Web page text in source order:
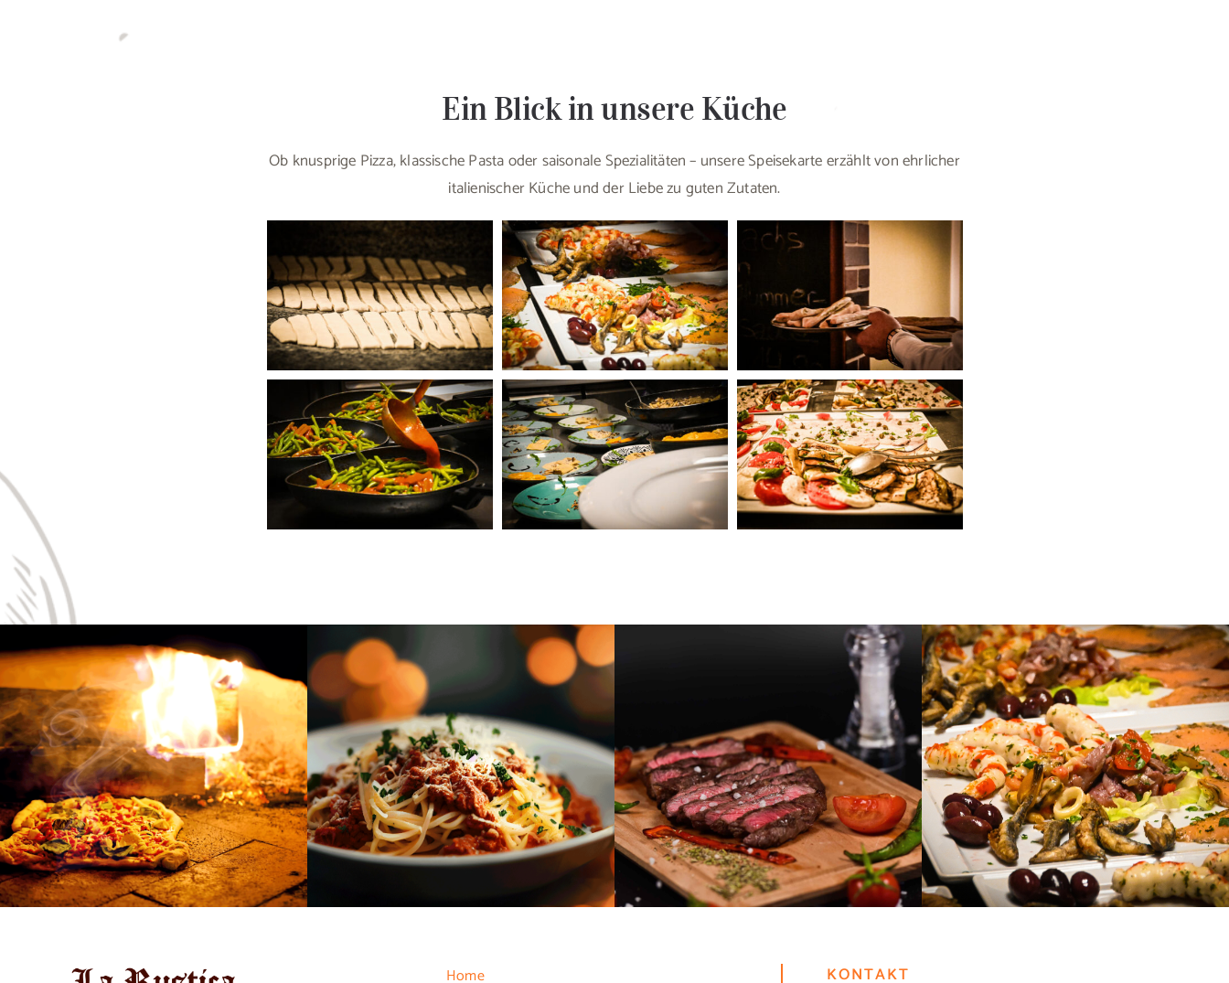
Ein Blick in unsere Küche
Ob knusprige Pizza, klassische Pasta oder saisonale Spezialitäten – unsere Speisekarte erzählt von ehrlicher
italienischer Küche und der Liebe zu guten Zutaten.
Pizza Pasta Fleischgerichte Fischgerichte
Home KONTAKT